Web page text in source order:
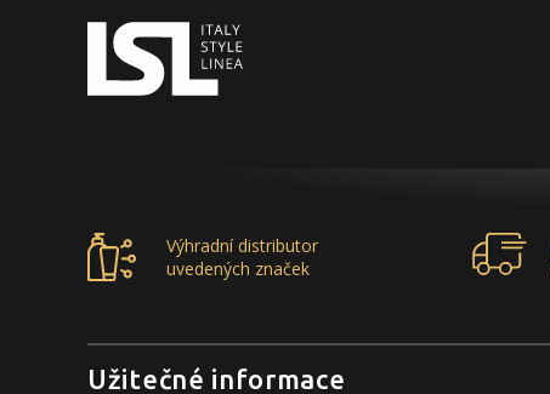
Výhradní distributor
uvedených značek
Užitečné informace